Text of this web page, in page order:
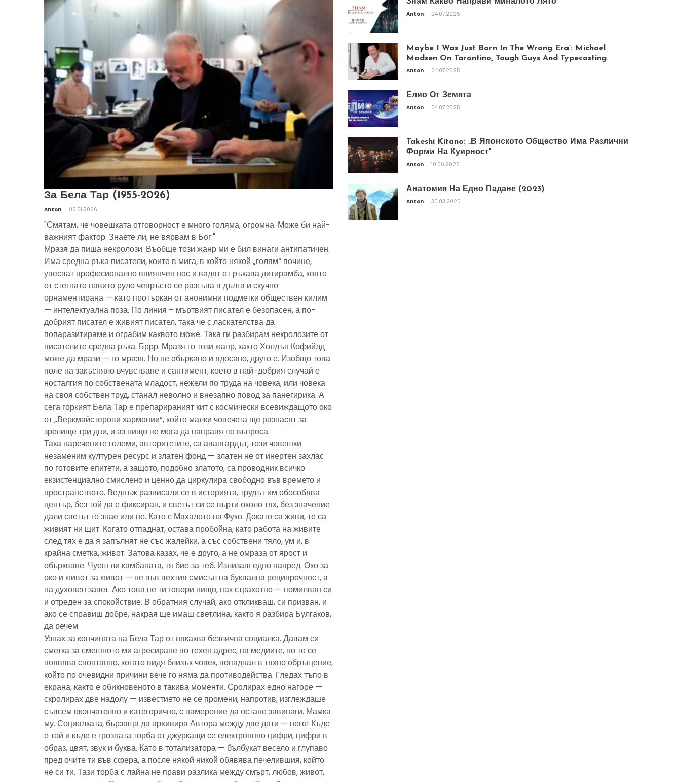
За Бела Тар (1955-2026)
Anton 06.01.2026
"Смятам, че човешката отговорност е много голяма, огромна. Може би най-
важният фактор. Знаете ли, не вярвам в Бог."
Мразя да пиша некролози. Въобще този жанр ми е бил винаги антипатичен.
Има средна ръка писатели, които в мига, в който някой „голям“ почине,
увесват професионално впиянчен нос и вадят от ръкава дитирамба, която
от стегнато навито руло чевръсто се разгъва в дълга и скучно
орнаментирана — като протъркан от анонимни подметки обществен килим
— интелектуална поза. По линия – мъртвият писател е безопасен, а по-
добрият писател е живият писател, така че с ласкателства да
попаразитираме и ограбим каквото може. Така ги разбирам некролозите от
писателите средна ръка. Бррр. Мразя го този жанр, както Холдън Кофийлд
може да мрази — го мразя. Но не объркано и ядосано, друго е. Изобщо това
поле на закъсняло вчувстване и сантимент, което в най-добрия случай е
носталгия по собствената младост, нежели по труда на човека, или човека
на своя собствен труд, станал неволно и внезапно повод за панегирика. А
сега горкият Бела Тар е препарираният кит с космически всевиждащото око
от „Веркмайстерови хармонии“, който малки човечета ще разнасят за
зрелище три дни, и аз нищо не мога да направя по въпроса.
Така наречените големи, авторитетите, са авангардът, този човешки
незаменим културен ресурс и златен фонд — златен не от инертен захлас
по готовите епитети, а защото, подобно златото, са проводник всичко
екзистенциално смислено и ценно да циркулира свободно във времето и
пространството. Веднъж разписали се в историята, трудът им обособява
център, без той да е фиксиран, и светът си се върти около тях, без значение
дали светът го знае или не. Като с Махалото на Фуко. Докато са живи, те са
живият ни щит. Когато отпаднат, остава пробойна, като работа на живите
след тях е да я запълнят не със жалейки, а със собствени тяло, ум и, в
крайна сметка, живот. Затова казах, че е друго, а не омраза от ярост и
объркване. Чуеш ли камбаната, тя бие за теб. Излизаш едно напред. Око за
око и живот за живот — не във вехтия смисъл на буквална реципрочност, а
на духовен завет. Ако това не ти говори нищо, пак страхотно — помилван си
и отреден за спокойствие. В обратния случай, ако откликваш, си призван, и
ако се справиш добре, накрая ще имаш светлина, както я разбира Булгаков,
да речем.
Узнах за кончината на Бела Тар от някаква безлична социалка. Давам си
сметка за смешното ми агресиране по техен адрес, на медиите, но то се
появява спонтанно, когато видя близък човек, попаднал в тяхно обръщение,
който по очевидни причини вече го няма да противодейства. Гледах тъпо в
екрана, както е обикновеното в такива моменти. Сролирах едно нагоре —
скролирах две надолу — известието не се промени, напротив, изглеждаше
съвсем окончателно и категорично, с намерение да остане завинаги. Мамка
му. Социалката, бързаща да архивира Автора между две дати — него! Къде
е той и къде е грозната торба от джуркащи се електроннно цифри, цифри в
образ, цвят, звук и буква. Като в тотализатора — бълбукат весело и глупаво
пред очите ти във сфера, а после някой никой обявява печелившия, който
не си ти. Тази торба с лайна не прави разлика между смърт, любов, живот,
Anton 24.07.2025
Maybe I Was Just Born In The Wrong Era’: Michael
Madsen On Tarantino, Tough Guys And Typecasting
Anton 04.07.2025
Елио От Земята
Anton 04.07.2025
Takeshi Kitano: „В Японското Общество Има Различни
Форми На Куирност“
Anton 10.06.2025
Анатомия На Едно Падане (2023)
Anton 30.03.2025